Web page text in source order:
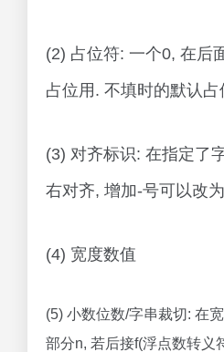
(2) 占位符: 一个0, 在后
占位用. 不填时的默认
(3) 对齐标识: 在指定了
右对齐, 增加-号可以改
(4) 宽度数值
(5) 小数位数/字串裁切: 在
部分n, 若后接f(浮点数转义